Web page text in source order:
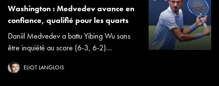
Washington : Medvedev avance en
confiance, qualifié pour les quarts
Daniil Medvedev a battu Yibing Wu sans
être inquiété au score (6-3, 6-2)...
ELIOT LANGLOIS